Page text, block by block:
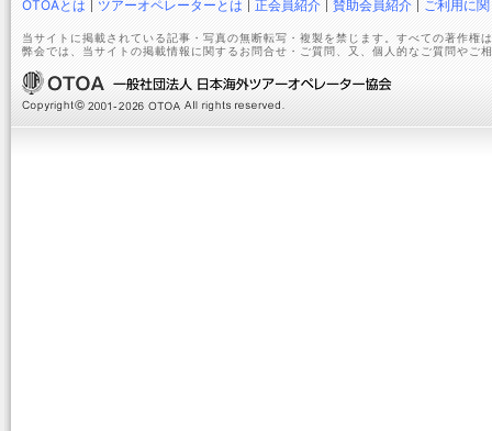
OTOAとは ツアーオペレーターとは 正会員紹介 賛助会員紹介 ご利用に
当サイトに掲載されている記事・写真の無断転写・複製を禁じます。すべての著作権
弊会では、当サイトの掲載情報に関するお問合せ・ご質問、又、個人的なご質問やご